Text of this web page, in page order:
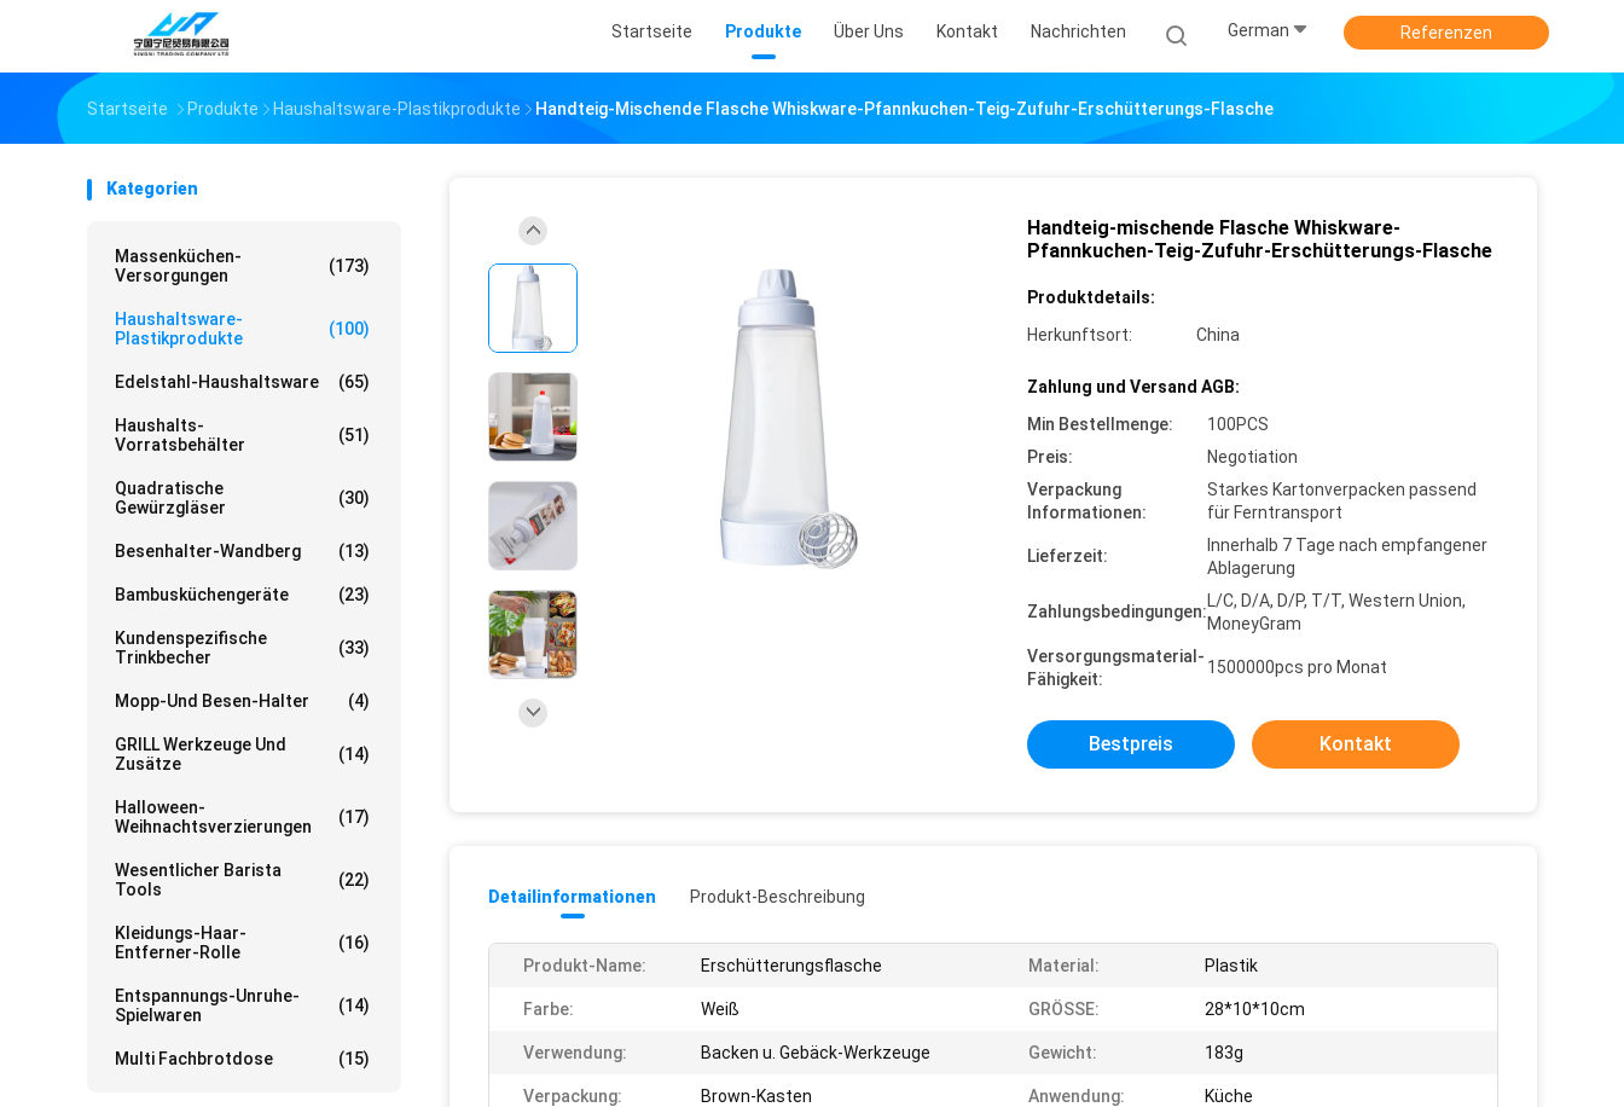
Startseite Produkte Über Uns Kontakt Nachrichten German Referenzen
Startseite Produkte Haushaltsware-Plastikprodukte Handteig-Mischende Flasche Whiskware-Pfannkuchen-Teig-Zufuhr-Erschütterungs-Flasche
Kategorien
Massenküchen-
Versorgungen
(173)
Haushaltsware-
Plastikprodukte
(100)
Edelstahl-Haushaltsware (65)
Haushalts-
Vorratsbehälter
(51)
Quadratische
Gewürzgläser
(30)
Besenhalter-Wandberg (13)
Bambusküchengeräte (23)
Kundenspezifische
Trinkbecher
(33)
Mopp-Und Besen-Halter (4)
GRILL Werkzeuge Und
Zusätze
(14)
Halloween-
Weihnachtsverzierungen
(17)
Wesentlicher Barista
Tools
(22)
Kleidungs-Haar-
Entferner-Rolle
(16)
Entspannungs-Unruhe-
Spielwaren
(14)
Multi Fachbrotdose (15)
Handteig-mischende Flasche Whiskware-
Pfannkuchen-Teig-Zufuhr-Erschütterungs-Flasche
Produktdetails:
Herkunftsort:
China
Zahlung und Versand AGB:
Min Bestellmenge:
100PCS
Preis:
Negotiation
Verpackung
Informationen:
Starkes Kartonverpacken passend
für Ferntransport
Lieferzeit:
Innerhalb 7 Tage nach empfangener
Ablagerung
Zahlungsbedingungen:
L/C, D/A, D/P, T/T, Western Union,
MoneyGram
Versorgungsmaterial-
Fähigkeit:
1500000pcs pro Monat
Bestpreis Kontakt
Detailinformationen Produkt-Beschreibung
Produkt-Name: Erschütterungsflasche Material: Plastik
Farbe: Weiß GRÖSSE: 28*10*10cm
Verwendung: Backen u. Gebäck-Werkzeuge Gewicht: 183g
Verpackung: Brown-Kasten Anwendung: Küche